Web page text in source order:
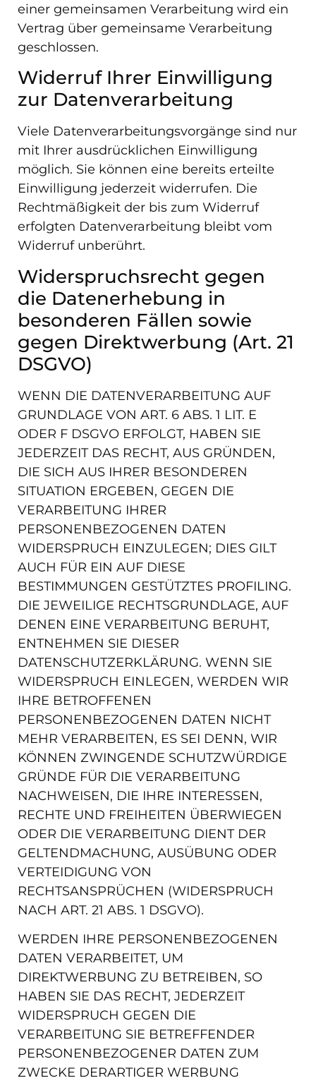
einer gemeinsamen Verarbeitung wird ein
Vertrag über gemeinsame Verarbeitung
geschlossen.
Widerruf Ihrer Einwilligung
zur Datenverarbeitung
Viele Datenverarbeitungsvorgänge sind nur
mit Ihrer ausdrücklichen Einwilligung
möglich. Sie können eine bereits erteilte
Einwilligung jederzeit widerrufen. Die
Rechtmäßigkeit der bis zum Widerruf
erfolgten Datenverarbeitung bleibt vom
Widerruf unberührt.
Widerspruchsrecht gegen
die Datenerhebung in
besonderen Fällen sowie
gegen Direktwerbung (Art. 21
DSGVO)
WENN DIE DATENVERARBEITUNG AUF
GRUNDLAGE VON ART. 6 ABS. 1 LIT. E
ODER F DSGVO ERFOLGT, HABEN SIE
JEDERZEIT DAS RECHT, AUS GRÜNDEN,
DIE SICH AUS IHRER BESONDEREN
SITUATION ERGEBEN, GEGEN DIE
VERARBEITUNG IHRER
PERSONENBEZOGENEN DATEN
WIDERSPRUCH EINZULEGEN; DIES GILT
AUCH FÜR EIN AUF DIESE
BESTIMMUNGEN GESTÜTZTES PROFILING.
DIE JEWEILIGE RECHTSGRUNDLAGE, AUF
DENEN EINE VERARBEITUNG BERUHT,
ENTNEHMEN SIE DIESER
DATENSCHUTZERKLÄRUNG. WENN SIE
WIDERSPRUCH EINLEGEN, WERDEN WIR
IHRE BETROFFENEN
PERSONENBEZOGENEN DATEN NICHT
MEHR VERARBEITEN, ES SEI DENN, WIR
KÖNNEN ZWINGENDE SCHUTZWÜRDIGE
GRÜNDE FÜR DIE VERARBEITUNG
NACHWEISEN, DIE IHRE INTERESSEN,
RECHTE UND FREIHEITEN ÜBERWIEGEN
ODER DIE VERARBEITUNG DIENT DER
GELTENDMACHUNG, AUSÜBUNG ODER
VERTEIDIGUNG VON
RECHTSANSPRÜCHEN (WIDERSPRUCH
NACH ART. 21 ABS. 1 DSGVO).
WERDEN IHRE PERSONENBEZOGENEN
DATEN VERARBEITET, UM
DIREKTWERBUNG ZU BETREIBEN, SO
HABEN SIE DAS RECHT, JEDERZEIT
WIDERSPRUCH GEGEN DIE
VERARBEITUNG SIE BETREFFENDER
PERSONENBEZOGENER DATEN ZUM
ZWECKE DERARTIGER WERBUNG